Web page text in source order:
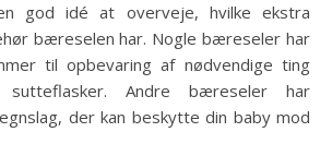
god idé at overveje, hvilke ekstra
bæreselen har. Nogle bæreseler har
til opbevaring af nødvendige ting
Andre bæreseler har
der kan beskytte din baby mod